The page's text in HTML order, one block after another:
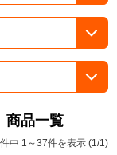
商品一覧
中 1～37件を表示 (1/1)